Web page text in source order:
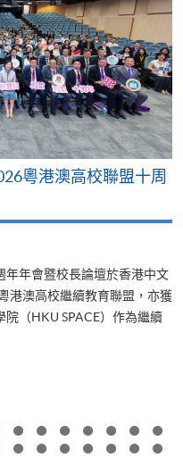
粵港澳高校聯盟十周
年年會暨校長論壇於香港中文
港澳高校繼續教育聯盟，亦獲
（HKU SPACE）作為繼續